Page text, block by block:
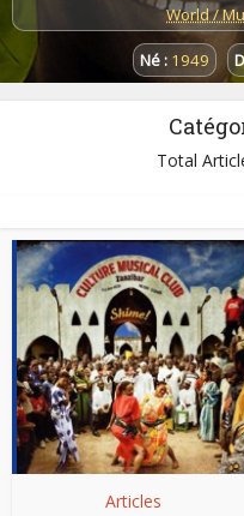
World /
Né : 1949
Total
Articles